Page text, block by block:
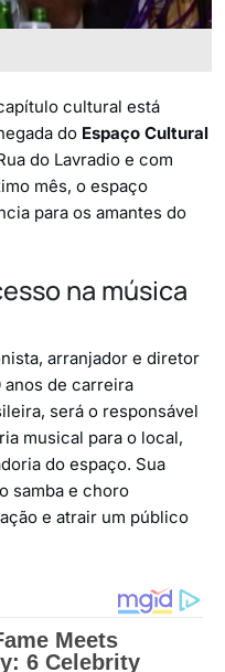
cultural está
do Espaço Cultural
do Lavradio e com
mês, o espaço
para os amantes do
na música
arranjador e diretor
de carreira
será o responsável
musical para o local,
do espaço. Sua
samba e choro
e atrair um público